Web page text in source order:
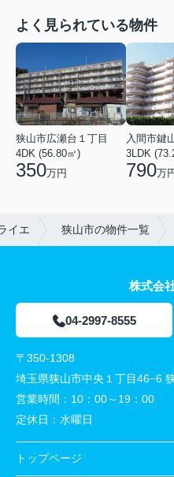
よく見られている物件
狭山市広瀬台１丁目
4DK (56.80㎡)
350万円
入間市鍵
3LDK
790万
イエ 狭山市の物件一覧
株式会
04-2997-8555
〒350-1308
埼玉県狭山市中央１丁目46−6
営業時間： 10：00～19：00
定休日： 水曜日
トップページ